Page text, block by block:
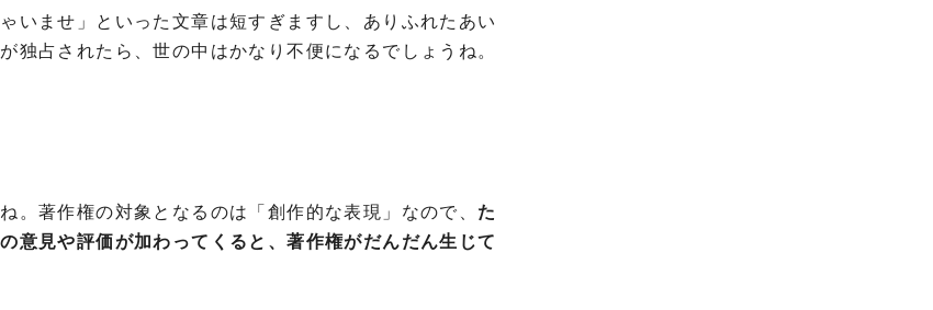
いませ」といった文章は短すぎますし、ありふれたあい
独占されたら、世の中はかなり不便になるでしょうね。
。著作権の対象となるのは「創作的な表現」なので、 た
意見や評価が加わってくると、著作権がだんだん生じて